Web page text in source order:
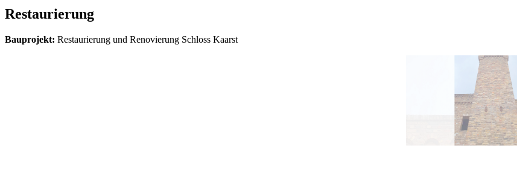
Restaurierung
Bauprojekt: Restaurierung und Renovierung Schloss Kaarst